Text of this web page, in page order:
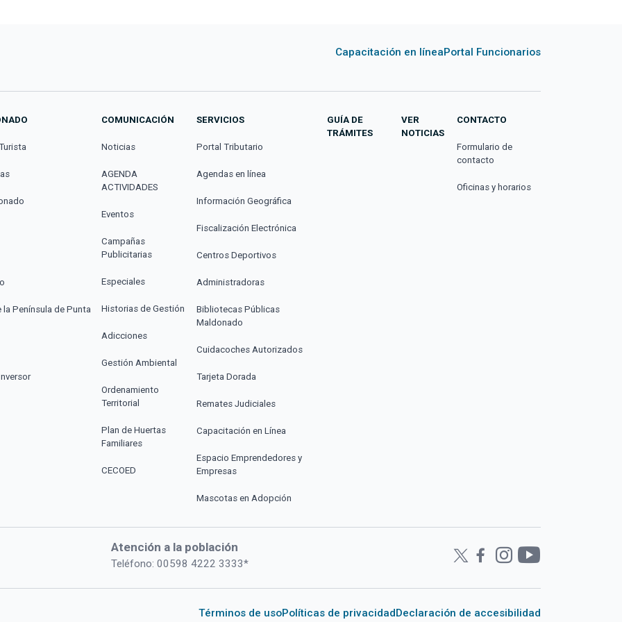
Capacitación en líneaPortal Funcionarios
la Península de Punta
COMUNICACIÓN
Noticias
AGENDA
ACTIVIDADES
Eventos
Campañas
Publicitarias
Especiales
Historias de Gestión
Adicciones
Gestión Ambiental
Ordenamiento
Territorial
Plan de Huertas
Familiares
CECOED
SERVICIOS
Portal Tributario
Agendas en línea
Información Geográfica
Fiscalización Electrónica
Centros Deportivos
Administradoras
Bibliotecas Públicas
Maldonado
Cuidacoches Autorizados
Tarjeta Dorada
Remates Judiciales
Capacitación en Línea
Espacio Emprendedores y
Empresas
Mascotas en Adopción
GUÍA DE
TRÁMITES
VER
NOTICIAS
CONTACTO
Formulario de
contacto
Oficinas y horarios
Atención a la población
Teléfono: 00598 4222 3333*
Términos de usoPolíticas de privacidad Declaración de accesibilidad